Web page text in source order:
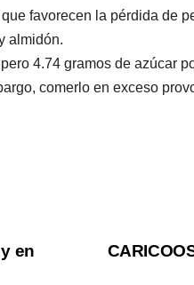
favorecen la pérdida de
almidón.
4.74 gramos de azúcar
comerlo en exceso
en